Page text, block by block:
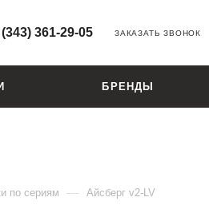
361-29-05 ЗАКАЗАТЬ ЗВОНОК
БРЕНДЫ
по сериям — Айсберг v2-LV